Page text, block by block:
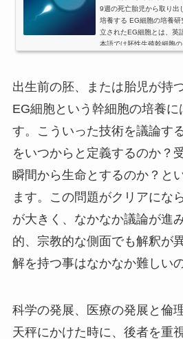
9週の死亡胎児から取り出
培養する EG細胞の培養
立されたEG細胞とは、英
本語では胚性生殖幹細胞
しないが、内胚葉、中胚
胞（PGC：Primordial
年に、胚性幹細胞（ES細
出生前の胚、または胎児が持
EG細胞という幹細胞の培養
す。こういった技術を議論す
をいつからと定義するのか？
瞬間から生命とするのか？と
ます。この問題がクリアにな
が大きく、なかなか議論が進
的、宗教的な側面でも解釈が
解を持つ事はなかなか難しいの
科学の発展、医療の発展と倫
天秤にかけた時に、後者を重